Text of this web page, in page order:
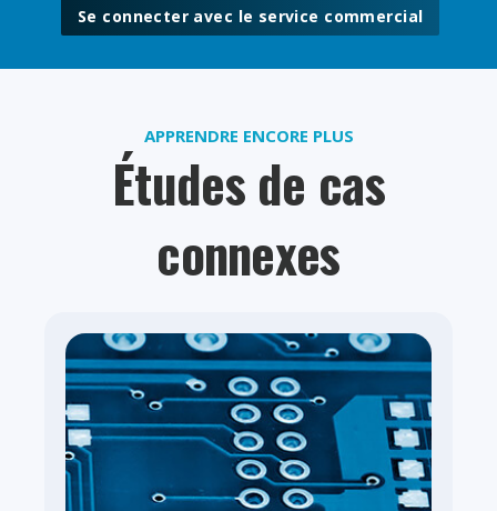
Se connecter avec le service commercial
APPRENDRE ENCORE PLUS
Études de cas
connexes